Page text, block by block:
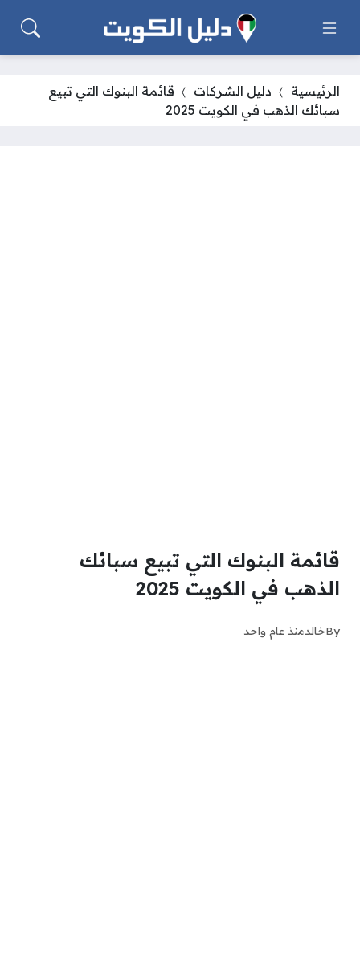
الرئيسية دليل الشركات
قائمة البنوك التي تبيع
سبائك الذهب في الكويت 2025
قائمة البنوك التي تبيع سبائك
الذهب في الكويت 2025
Byخالدمنذ عام واحد